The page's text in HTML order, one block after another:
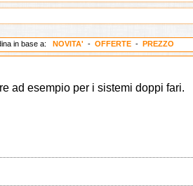
in base a: NOVITA' - OFFERTE - PREZZO
ad esempio per i sistemi doppi fari.